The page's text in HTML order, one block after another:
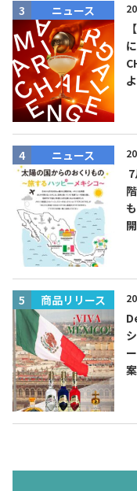
ニュース
ニュース
商品リリース